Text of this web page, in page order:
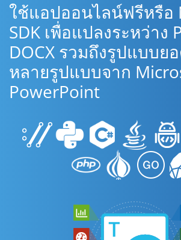
ใช้แอปออนไลน์ฟรีหรือ
SDK เพื่อแปลงระหว่าง
DOCX รวมถึงรูปแบบย
หลายรูปแบบจาก
PowerPoint